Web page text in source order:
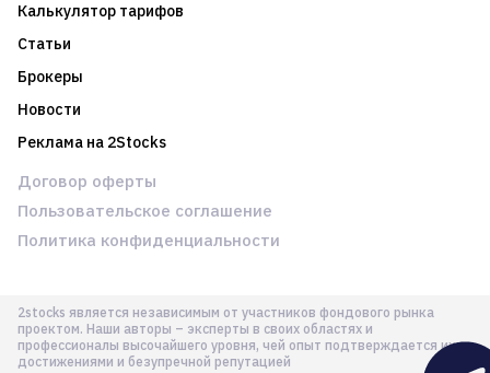
Калькулятор тарифов
Статьи
Брокеры
Новости
Реклама на 2Stocks
2stocks является независимым от участников фондового рынка
проектом. Наши авторы – эксперты в своих областях и
профессионалы высочайшего уровня, чей опыт подтверждается их
достижениями и безупречной репутацией
Договор оферты
Пользовательское соглашение
Политика конфиденциальности